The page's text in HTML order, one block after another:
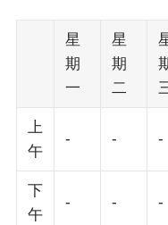
星
期
一
星
期
二
上
午
- - -
下
午
- - -